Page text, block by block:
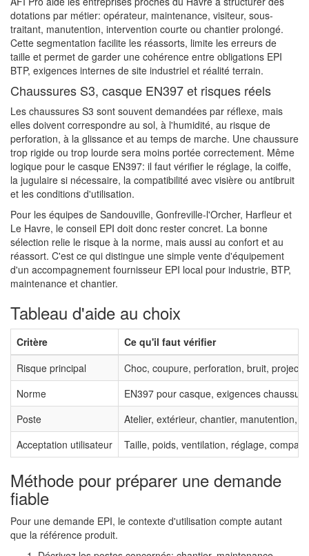
dotations par métier: opérateur, maintenance, visiteur, sous-
traitant, manutention, intervention courte ou chantier prolongé.
Cette segmentation facilite les réassorts, limite les erreurs de
taille et permet de garder une cohérence entre obligations EPI
BTP, exigences internes de site industriel et réalité terrain.
Chaussures S3, casque EN397 et risques réels
Les chaussures S3 sont souvent demandées par réflexe, mais
elles doivent correspondre au sol, à l'humidité, au risque de
perforation, à la glissance et au temps de marche. Une chaussure
trop rigide ou trop lourde sera moins portée correctement. Même
logique pour le casque EN397: il faut vérifier le réglage, la coiffe,
la jugulaire si nécessaire, la compatibilité avec visière ou antibruit
et les conditions d'utilisation.
Pour les équipes de Sandouville, Gonfreville-l'Orcher, Harfleur et
Le Havre, le conseil EPI doit donc rester concret. La bonne
sélection relie le risque à la norme, mais aussi au confort et au
réassort. C'est ce qui distingue une simple vente d'équipement
d'un accompagnement fournisseur EPI local pour industrie, BTP,
maintenance et chantier.
Tableau d'aide au choix
Critère
Ce qu'il faut vérifier
Risque principal
Choc, coupure, perforation, bruit,
Norme
EN397 pour casque, exigences
Poste
Atelier, extérieur, chantier, manutention,
Acceptation utilisateur
Taille, poids, ventilation, réglage,
Méthode pour préparer une demande
fiable
Pour une demande EPI, le contexte d'utilisation compte autant
que la référence produit.